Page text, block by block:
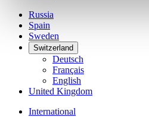
Russia
Spain
Sweden
Switzerland
Deutsch
Français
English
United Kingdom
International